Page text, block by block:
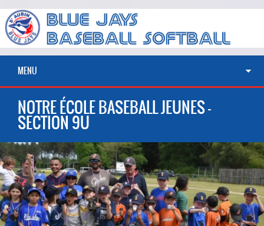
MENU
NOTRE ÉCOLE BASEBALL JEUNES –
SECTION 9U